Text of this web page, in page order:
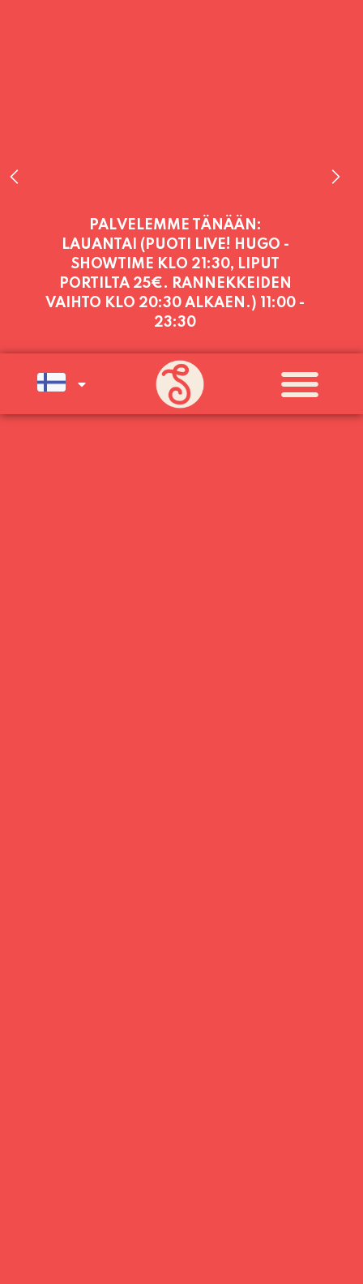
PALVELEMME TÄNÄÄN:
LAUANTAI (PUOTI LIVE! HUGO -
SHOWTIME KLO 21:30, LIPUT
PORTILTA 25€. RANNEKKEIDEN
VAIHTO KLO 20:30 ALKAEN.)
11:00 -
23:30
PALVELEMME PÄIVITTÄIN (MA-SU
KLO 11-21) SUNNUNTAIHIN 16.8.
SAAKKA JONKA JÄLKEEN OLEMME
AVOINNA VIIKONLOPPUISIN (PE-